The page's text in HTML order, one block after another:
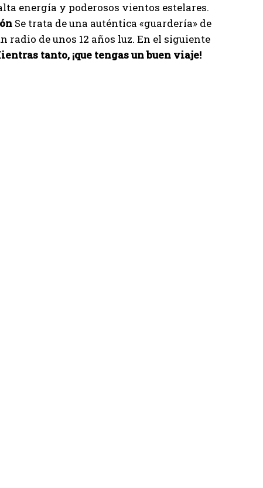
energía y poderosos vientos estelares.
Se trata de una auténtica «guardería» de
radio de unos 12 años luz. En el siguiente
tanto, ¡que tengas un buen viaje!